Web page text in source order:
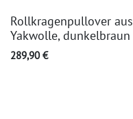
Rollkragenpullover aus
Yakwolle, dunkelbraun
289,90€